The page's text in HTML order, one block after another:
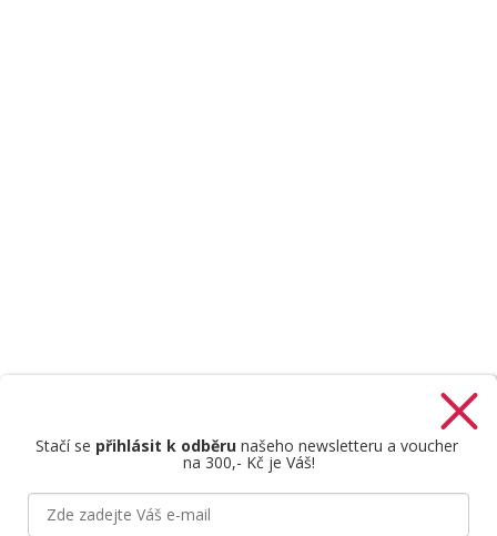
Stačí se přihlásit k odběrunašeho newsletteru a voucher
na 300,- Kč je Váš!